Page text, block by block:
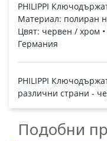
PHILIPPI
Материал: полиран
Цвят: червен / хром
Германия
PHILIPPI
различни страни -
Подобни